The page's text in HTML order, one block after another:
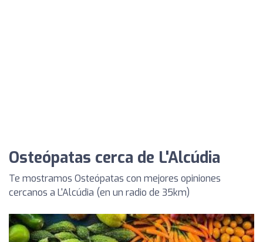
Osteópatas cerca de L'Alcúdia
Te mostramos Osteópatas con mejores opiniones
cercanos a L'Alcúdia (en un radio de 35km)